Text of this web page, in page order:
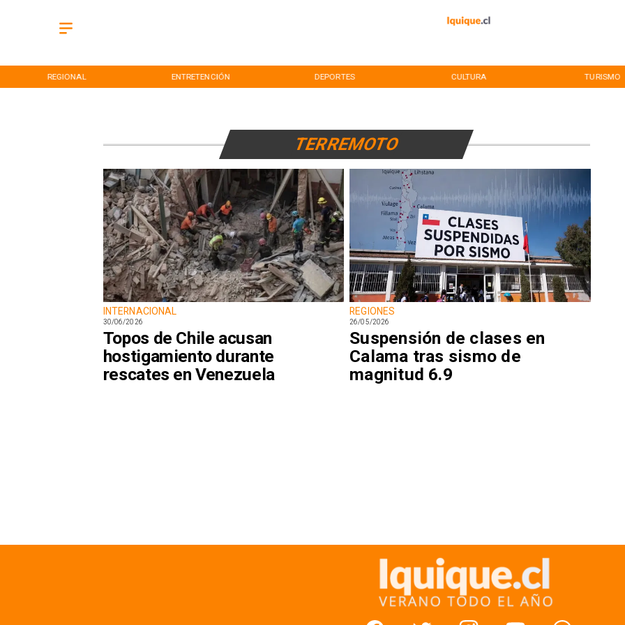
REGIONAL ENTRETENCIÓN DEPORTES CULTURA TURISMO
INTERNACIONAL
30/06/2026
Topos de Chile acusan
hostigamiento durante
rescates en Venezuela
REGIONES
26/05/2026
Suspensión de clases en
Calama tras sismo de
magnitud 6.9
TERREMOTO